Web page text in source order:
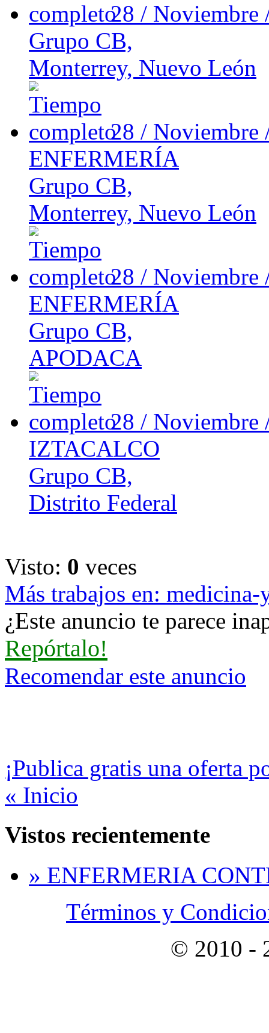
28 /
Grupo CB,
Monterrey, Nuevo León
28 / Noviembre
ENFERMERÍA
Grupo CB,
Monterrey, Nuevo León
28 / Noviembre
ENFERMERÍA
Grupo CB,
APODACA
28 / Noviembre
IZTACALCO
Grupo CB,
Distrito Federal
Visto: 0 veces
Más trabajos en: medicina-
¿Este anuncio te parece
Repórtalo!
Recomendar este anuncio
¡Publica gratis una oferta
« Inicio
Vistos recientemente
» ENFERMERIA
Términos y
© 2010 -